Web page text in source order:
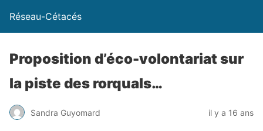
Réseau-Cétacés
Proposition d’éco-volontariat sur
la piste des rorquals…
Sandra Guyomard il y a 16 ans